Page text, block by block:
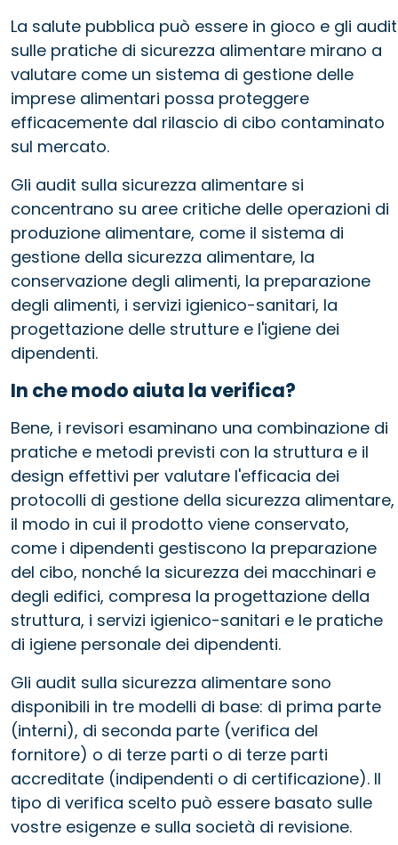
La salute pubblica può essere in gioco e gli audit
sulle pratiche di sicurezza alimentare mirano a
valutare come un sistema di gestione delle
imprese alimentari possa proteggere
efficacemente dal rilascio di cibo contaminato
sul mercato.
Gli audit sulla sicurezza alimentare si
concentrano su aree critiche delle operazioni di
produzione alimentare, come il sistema di
gestione della sicurezza alimentare, la
conservazione degli alimenti, la preparazione
degli alimenti, i servizi igienico-sanitari, la
progettazione delle strutture e l'igiene dei
dipendenti.
In che modo aiuta la verifica?
Bene, i revisori esaminano una combinazione di
pratiche e metodi previsti con la struttura e il
design effettivi per valutare l'efficacia dei
protocolli di gestione della sicurezza alimentare,
il modo in cui il prodotto viene conservato,
come i dipendenti gestiscono la preparazione
del cibo, nonché la sicurezza dei macchinari e
degli edifici, compresa la progettazione della
struttura, i servizi igienico-sanitari e le pratiche
di igiene personale dei dipendenti.
Gli audit sulla sicurezza alimentare sono
disponibili in tre modelli di base: di prima parte
(interni), di seconda parte (verifica del
fornitore) o di terze parti o di terze parti
accreditate (indipendenti o di certificazione). Il
tipo di verifica scelto può essere basato sulle
vostre esigenze e sulla società di revisione.